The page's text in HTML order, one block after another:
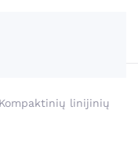
Kompaktinių linijinių